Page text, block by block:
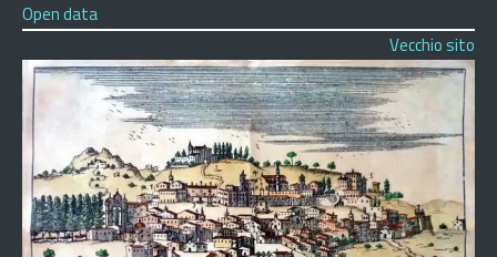
Open data
Vecchio sito